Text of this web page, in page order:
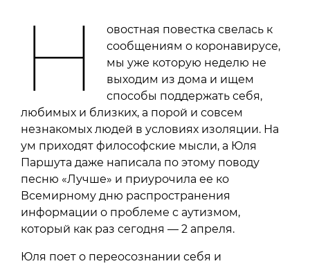
Н
овостная повестка свелась к
сообщениям о коронавирусе,
мы уже которую неделю не
выходим из дома и ищем
способы поддержать себя,
любимых и близких, а порой и совсем
незнакомых людей в условиях изоляции. На
ум приходят философские мысли, а Юля
Паршута даже написала по этому поводу
песню «Лучше» и приурочила ее ко
Всемирному дню распространения
информации о проблеме с аутизмом,
который как раз сегодня — 2 апреля.
Юля поет о переосознании себя и